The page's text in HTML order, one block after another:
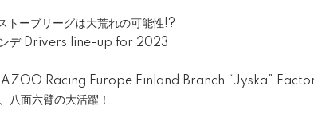
トーブリーグは大荒れの可能性!?
ンデ Drivers line-up for 2023
Racing Europe Finland Branch “Jyska”
八面六臂の大活躍！